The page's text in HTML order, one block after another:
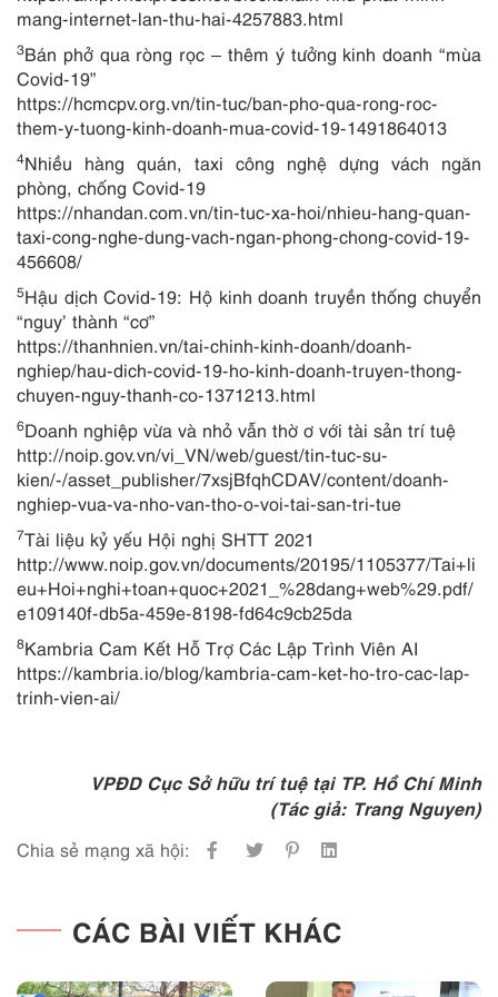
mang-internet-lan-thu-hai-4257883.html
3Bán phở qua ròng rọc – thêm ý tưởng kinh doanh “mùa
Covid-19”
https://hcmcpv.org.vn/tin-tuc/ban-pho-qua-rong-roc-
them-y-tuong-kinh-doanh-mua-covid-19-1491864013
4Nhiều hàng quán, taxi công nghệ dựng vách ngăn
phòng, chống Covid-19
https://nhandan.com.vn/tin-tuc-xa-hoi/nhieu-hang-quan-
taxi-cong-nghe-dung-vach-ngan-phong-chong-covid-19-
456608/
5Hậu dịch Covid-19: Hộ kinh doanh truyền thống chuyển
“nguy’ thành “cơ”
https://thanhnien.vn/tai-chinh-kinh-doanh/doanh-
nghiep/hau-dich-covid-19-ho-kinh-doanh-truyen-thong-
chuyen-nguy-thanh-co-1371213.html
6Doanh nghiệp vừa và nhỏ vẫn thờ ơ với tài sản trí tuệ
http://noip.gov.vn/vi_VN/web/guest/tin-tuc-su-
kien/-/asset_publisher/7xsjBfqhCDAV/content/doanh-
nghiep-vua-va-nho-van-tho-o-voi-tai-san-tri-tue
7Tài liệu kỷ yếu Hội nghị SHTT 2021
http://www.noip.gov.vn/documents/20195/1105377/Tai+li
eu+Hoi+nghi+toan+quoc+2021_%28dang+web%29.pdf/
e109140f-db5a-459e-8198-fd64c9cb25da
8Kambria Cam Kết Hỗ Trợ Các Lập Trình Viên AI
https://kambria.io/blog/kambria-cam-ket-ho-tro-cac-lap-
trinh-vien-ai/
VPĐD Cục Sở hữu trí tuệ tại TP. Hồ Chí Minh
(Tác giả: Trang Nguyen)
Chia sẻ mạng xã hội:
CÁC BÀI VIẾT KHÁC